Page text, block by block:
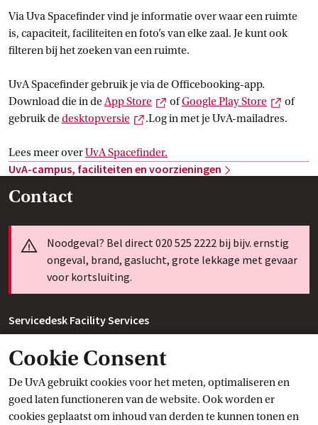
Cookie Consent
De UvA gebruikt cookies voor het meten, optimaliseren en
goed laten functioneren van de website. Ook worden er
cookies geplaatst om inhoud van derden te kunnen tonen en
Via Uva Spacefinder vind je informatie over waar een ruimte
is, capaciteit, faciliteiten en foto’s van elke zaal. Je kunt ook
filteren bij het zoeken van een ruimte.
UvA Spacefinder gebruik je via de Officebooking-app.
Download die in deApp Store Externe link
ofGoogle Play Store
of
gebruik dedesktopversie Externe link
.Log in met je UvA-mailadres.
Lees meer overUvA Spacefinder.
UvA-campus, faciliteiten en voorzieningen
Contact
Info
Noodgeval? Bel direct 020 525 2222 bij bijv. ernstig
ongeval, brand, gaslucht, grote lekkage met gevaar
voor kortsluiting.
Servicedesk Facility Services
Facility Services regelt verschillende voorzieningen op de
campus. Je kunt er bijvoorbeeld terecht voor vragen over de
collegekaart, informatie over het reserveren van ruimtes (let
op: Servicedesk-FS kan geen ruimtes reserveren) of facilitaire
zaken rondom evenementen.